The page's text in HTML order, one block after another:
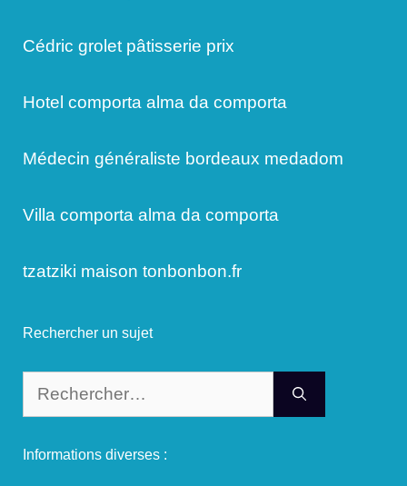
Cédric grolet pâtisserie prix
Hotel comporta alma da comporta
Médecin généraliste bordeaux medadom
Villa comporta alma da comporta
tzatziki maison tonbonbon.fr
Rechercher un sujet
Rechercher :
Informations diverses :